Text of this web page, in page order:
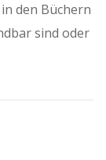
den Büchern
sind oder